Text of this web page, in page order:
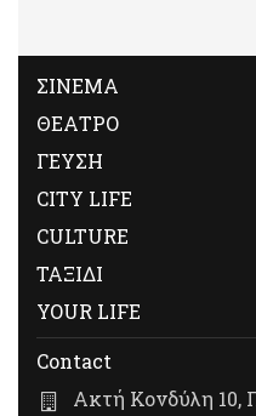
ΣΙΝΕΜΑ
ΘΕΑΤΡΟ
ΓΕΥΣΗ
CITY LIFE
CULTURE
ΤΑΞΙΔΙ
YOUR LIFE
Contact
Ακτή Κονδύλη 10,